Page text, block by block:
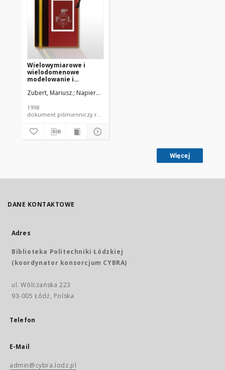
Wielowymiarowe i
wielodomenowe
modelowanie i
fizycznych w
strukturach
półprzewodnikowych :
Zubert, Mariusz. Napieralski, A. [prof. dr hab. inż.]. Promotor.
1998
dokument piśmienniczy rozprawa doktorska PŁ - fragmenty
Więcej
DANE KONTAKTOWE
Adres
Biblioteka Politechniki Łódzkiej
(koordynator konsorcjum CYBRA)
ul. Wólczańska 223
93-005 Łódź, Polska
Telefon
E-Mail
admin@cybra.lodz.pl